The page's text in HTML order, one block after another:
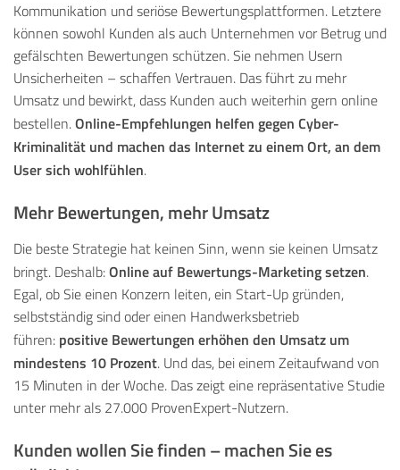
Kommunikation und seriöse Bewertungsplattformen. Letztere
können sowohl Kunden als auch Unternehmen vor Betrug und
gefälschten Bewertungen schützen. Sie nehmen Usern
Unsicherheiten – schaffen Vertrauen. Das führt zu mehr
Umsatz und bewirkt, dass Kunden auch weiterhin gern online
bestellen.Online-Empfehlungen helfen gegen Cyber-
Kriminalität und machen das Internet zu einem Ort, an dem
User sich wohlfühlen.
Mehr Bewertungen, mehr Umsatz
Die beste Strategie hat keinen Sinn, wenn sie keinen Umsatz
bringt. Deshalb:Online auf Bewertungs-Marketing setzen.
Egal, ob Sie einen Konzern leiten, ein Start-Up gründen,
selbstständig sind oder einen Handwerksbetrieb
führen: positive Bewertungen erhöhen den Umsatz um
mindestens 10 Prozent. Und das, bei einem Zeitaufwand von
15 Minuten in der Woche. Das zeigt eine repräsentative Studie
unter mehr als 27.000 ProvenExpert-Nutzern.
Kunden wollen Sie finden – machen Sie es